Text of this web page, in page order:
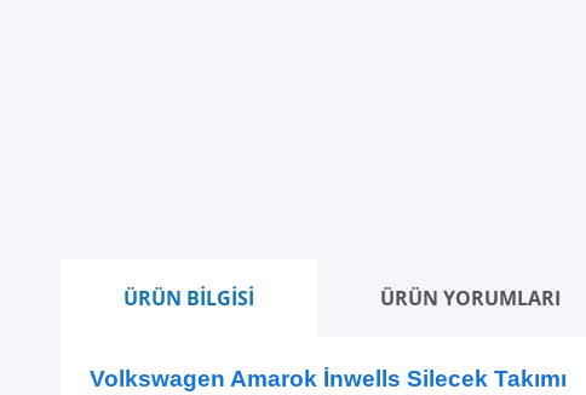
ÜRÜN BİLGİSİ ÜRÜN YORUMLARI
Volkswagen Amarok İnwells Silecek Takımı